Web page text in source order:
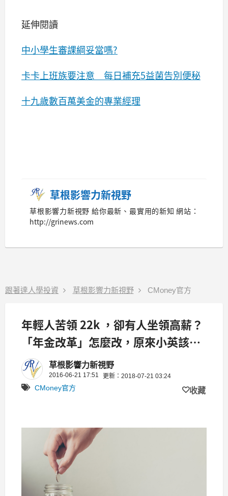
延伸閱讀
中小學生審課綱妥當嗎?
卡卡上班族要注意 每日補充5益菌告別便秘
十九歲數百萬美金的專業經理
草根影響力新視野
草根影響力新視野 給你最新、最實用的新知 網站：
http://grinews.com
跟著達人學投資 草根影響力新視野 CMoney官方
年輕人苦領 22k ，卻有人坐領高薪？
「年金改革」怎麼改，原來小英該這
樣做！草根影響力新視野
2016-06-21 17:51 更新：2018-07-21 03:24
CMoney官方 收藏